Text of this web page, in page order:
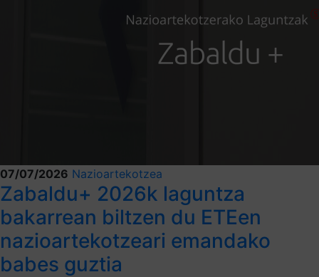
07/07/2026 Nazioartekotzea
Zabaldu+ 2026k laguntza
bakarrean biltzen du ETEen
nazioartekotzeari emandako
babes guztia